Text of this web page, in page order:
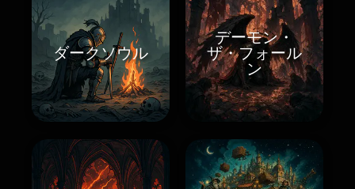
ダークソウル
デーモン・
ザ・フォール
ン